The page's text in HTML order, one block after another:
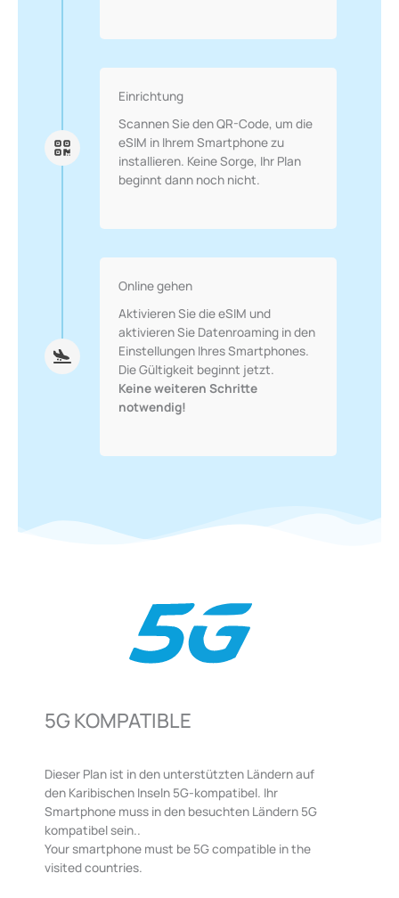
Einrichtung
Scannen Sie den QR-Code, um die
eSIM in Ihrem Smartphone zu
installieren. Keine Sorge, Ihr Plan
beginnt dann noch nicht.
Online gehen
Aktivieren Sie die eSIM und
aktivieren Sie Datenroaming in den
Einstellungen Ihres Smartphones.
Die Gültigkeit beginnt jetzt.
Keine weiteren Schritte
notwendig!
5G KOMPATIBLE
Dieser Plan ist in den unterstützten Ländern auf
den Karibischen Inseln 5G-kompatibel. Ihr
Smartphone muss in den besuchten Ländern 5G
kompatibel sein..
Your smartphone must be 5G compatible in the
visited countries.